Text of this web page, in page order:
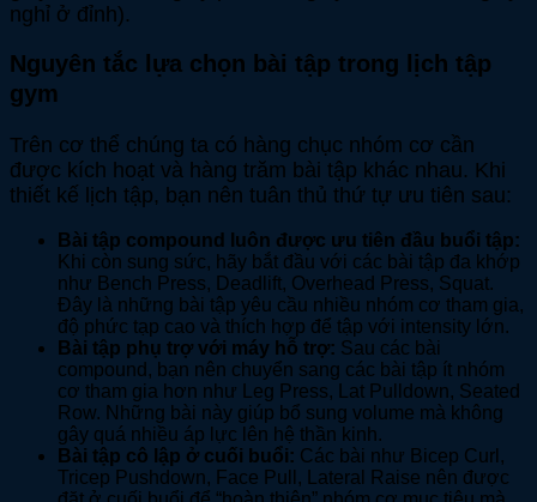
nghỉ ở đỉnh).
Nguyên tắc lựa chọn bài tập trong lịch tập
gym
Trên cơ thể chúng ta có hàng chục nhóm cơ cần
được kích hoạt và hàng trăm bài tập khác nhau. Khi
thiết kế lịch tập, bạn nên tuân thủ thứ tự ưu tiên sau:
Bài tập compound luôn được ưu tiên đầu buổi tập:
Khi còn sung sức, hãy bắt đầu với các bài tập đa khớp
như Bench Press, Deadlift, Overhead Press, Squat.
Đây là những bài tập yêu cầu nhiều nhóm cơ tham gia,
độ phức tạp cao và thích hợp để tập với intensity lớn.
Bài tập phụ trợ với máy hỗ trợ: Sau các bài
compound, bạn nên chuyển sang các bài tập ít nhóm
cơ tham gia hơn như Leg Press, Lat Pulldown, Seated
Row. Những bài này giúp bổ sung volume mà không
gây quá nhiều áp lực lên hệ thần kinh.
Bài tập cô lập ở cuối buổi: Các bài như Bicep Curl,
Tricep Pushdown, Face Pull, Lateral Raise nên được